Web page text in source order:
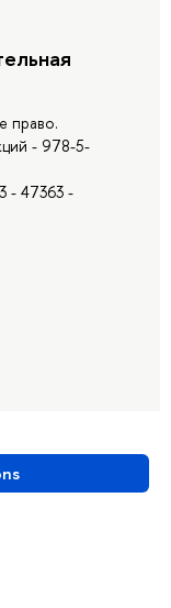
право.
- 978-5-
- 47363 -